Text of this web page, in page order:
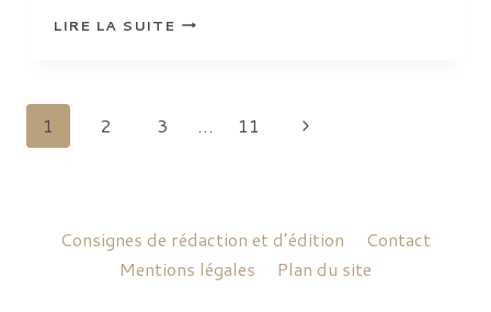
LIRE LA SUITE13ᵉ
CONGRÈS
MODERNE
Navigation
1 2 3 … 11
Page
Consignes de rédaction et d’édition
Contact
Mentions légales
Plan du site